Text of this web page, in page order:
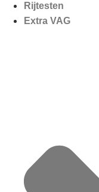
Rijtesten
Extra VAG